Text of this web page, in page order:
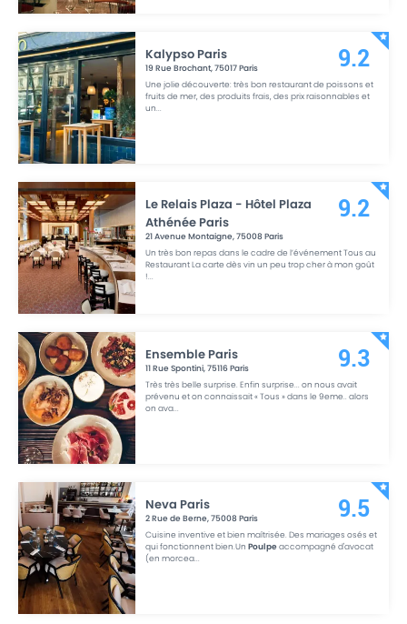
Kalypso Paris
19 Rue Brochant,75017Paris
Une jolie découverte: très bon restaurant de poissons et
fruits de mer, des produits frais, des prix raisonnables et
un...
9.2
Le Relais Plaza - Hôtel Plaza
Athénée Paris
21 Avenue Montaigne,75008 Paris
Un très bon repas dans le cadre de l’événement Tous au
Restaurant La carte dès vin un peu trop cher à mon goût
!...
9.2
Ensemble Paris
11 Rue Spontini,75116Paris
Très très belle surprise. Enfin surprise... on nous avait
prévenu et on connaissait « Tous » dans le 9eme.. alors
on ava...
9.3
Neva Paris
2 Rue de Berne,75008 Paris
Cuisine inventive et bien maîtrisée. Des mariages osés et
qui fonctionnent bien.UnPoulpeaccompagné d'avocat
(en morcea...
9.5